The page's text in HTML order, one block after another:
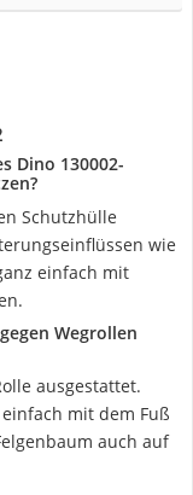
Dino 130002-
Schutzhülle
wie
einfach mit
Wegrollen
ausgestattet.
mit dem Fuß
auch auf